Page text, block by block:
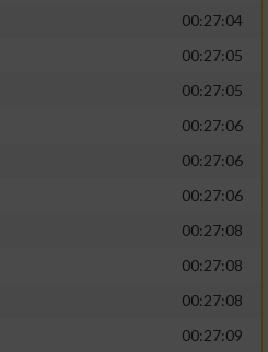
00:27:04
00:27:05
00:27:05
00:27:06
00:27:06
00:27:06
00:27:08
00:27:08
00:27:08
00:27:09